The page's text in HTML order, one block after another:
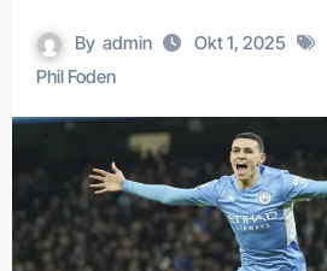
By admin Okt 1, 2025
Phil Foden